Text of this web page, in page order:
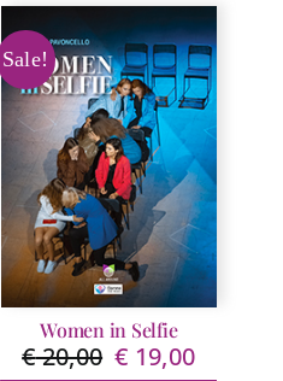
Sale!
Women in Selfie
€20,00 Il
€ 19,00Il